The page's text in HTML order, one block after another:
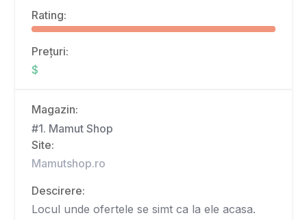
Rating:
Prețuri:
$
Magazin:
#1. Mamut Shop
Site:
Mamutshop.ro
Descirere:
Locul unde ofertele se simt ca la ele acasa.